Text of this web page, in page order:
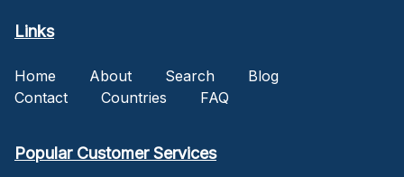
Links
Home About Search
Blog
Contact
Countries FAQ
Popular Customer Services